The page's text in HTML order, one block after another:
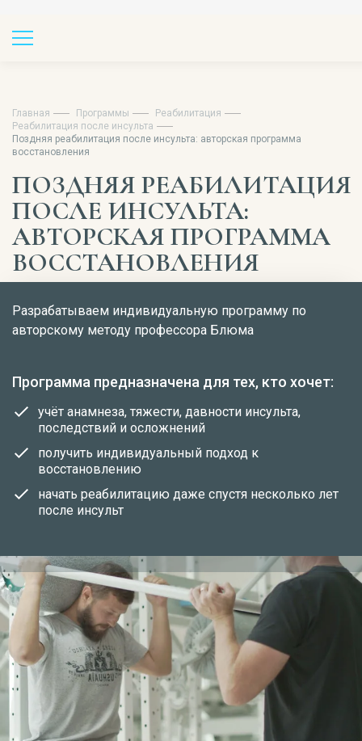
Главная Программы
Реабилитация
Реабилитация после инсульта
Поздняя реабилитация после инсульта: авторская программа
восстановления
ПОЗДНЯЯ РЕАБИЛИТАЦИЯ
ПОСЛЕ ИНСУЛЬТА:
АВТОРСКАЯ ПРОГРАММА
ВОССТАНОВЛЕНИЯ
Разрабатываем индивидуальную программу по
авторскому методу профессора Блюма
Программа предназначена для тех, кто хочет:
учёт анамнеза, тяжести, давности инсульта,
последствий и осложнений
получить индивидуальный подход к
восстановлению
начать реабилитацию даже спустя несколько лет
после инсульт